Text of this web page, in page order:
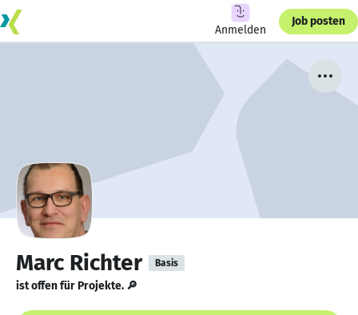
Anmelden
Job posten
Marc Richter Basis
ist offen für Projekte. 🔎